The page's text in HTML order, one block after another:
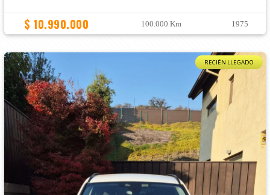
$ 10.990.000 100.000 Km 1975
RECIÉN LLEGADO